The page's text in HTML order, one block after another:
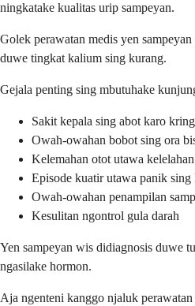
ningkatake kualitas urip sampeyan.
Golek perawatan medis yen
duwe tingkat kalium sing kurang.
Gejala penting sing mbutuhake
Sakit kepala sing abot karo
Owah-owahan bobot sing ora
Kelemahan otot utawa
Episode kuatir utawa panik sing
Owah-owahan penampilan
Kesulitan ngontrol gula darah
Yen sampeyan wis didiagnosis duwe
ngasilake hormon.
Aja ngenteni kanggo njaluk